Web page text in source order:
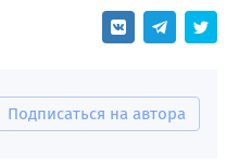
Подписаться на автора